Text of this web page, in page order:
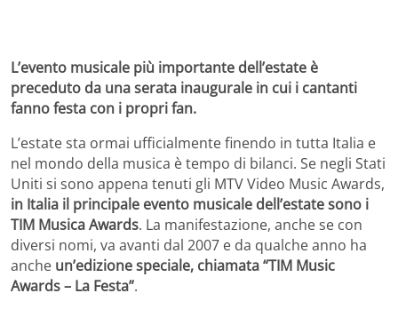
L’evento musicale più importante dell’estate è
preceduto da una serata inaugurale in cui i cantanti
fanno festa con i propri fan.
L’estate sta ormai ufficialmente finendo in tutta Italia e
nel mondo della musica è tempo di bilanci. Se negli Stati
Uniti si sono appena tenuti gli MTV Video Music Awards,
in Italia il principale evento musicale dell’estate sono i
TIM Musica Awards. La manifestazione, anche se con
diversi nomi, va avanti dal 2007 e da qualche anno ha
anche un’edizione speciale, chiamata “TIM Music
Awards – La Festa”.